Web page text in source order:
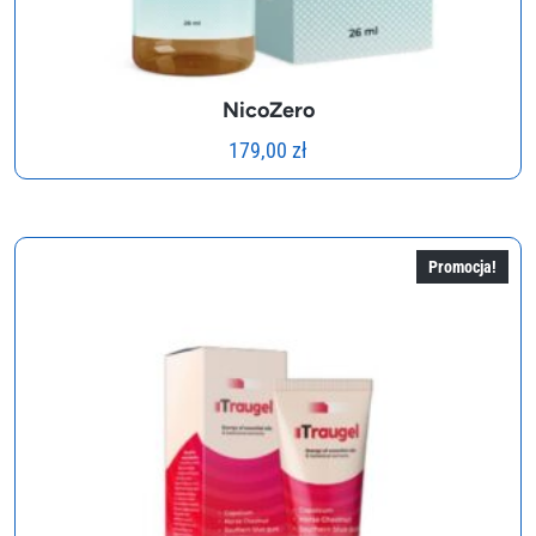
NicoZero
179,00 zł
Promocja!